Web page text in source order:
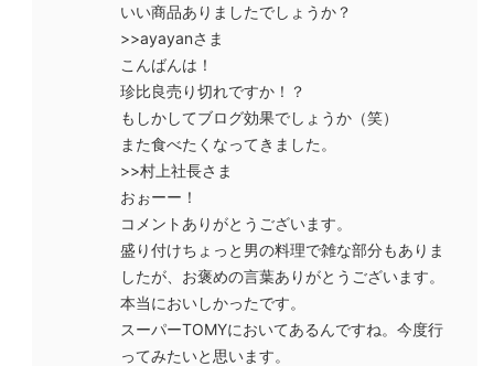
いい商品ありましたでしょうか？
>>ayayanさま
こんばんは！
珍比良売り切れですか！？
もしかしてブログ効果でしょうか（笑）
また食べたくなってきました。
>>村上社長さま
おぉーー！
コメントありがとうございます。
盛り付けちょっと男の料理で雑な部分もありま
したが、お褒めの言葉ありがとうございます。
本当においしかったです。
スーパーTOMYにおいてあるんですね。今度行
ってみたいと思います。